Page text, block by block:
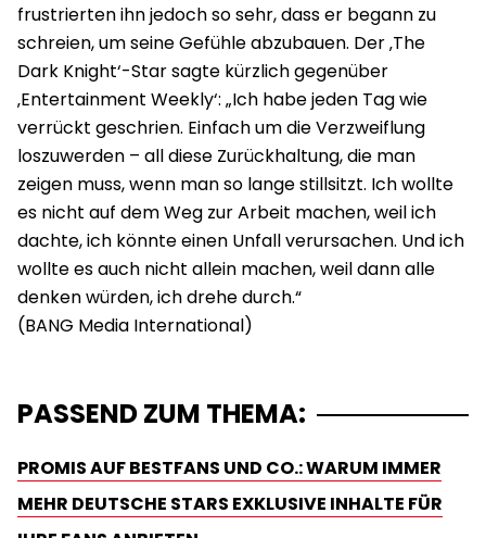
frustrierten ihn jedoch so sehr, dass er begann zu
schreien, um seine Gefühle abzubauen. Der ‚The
Dark Knight‘-Star sagte kürzlich gegenüber
‚Entertainment Weekly‘: „Ich habe jeden Tag wie
verrückt geschrien. Einfach um die Verzweiflung
loszuwerden – all diese Zurückhaltung, die man
zeigen muss, wenn man so lange stillsitzt. Ich wollte
es nicht auf dem Weg zur Arbeit machen, weil ich
dachte, ich könnte einen Unfall verursachen. Und ich
wollte es auch nicht allein machen, weil dann alle
denken würden, ich drehe durch.“
PASSEND ZUM THEMA:
PROMIS AUF BESTFANS UND CO.: WARUM IMMER
MEHR DEUTSCHE STARS EXKLUSIVE INHALTE FÜR